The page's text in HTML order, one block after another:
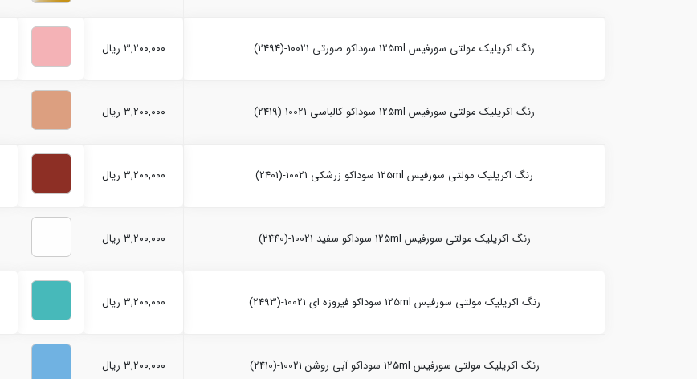
رنگ اکریلیک مولتی سورفیس 125ml سوداکو صورتی 10021-(2494) ۳,۲۰۰,۰۰۰ ریال
رنگ اکریلیک مولتی سورفیس 125ml سوداکو کالباسی 10021-(2419) ۳,۲۰۰,۰۰۰ ریال
رنگ اکریلیک مولتی سورفیس 125ml سوداکو زرشکی 10021-(2401) ۳,۲۰۰,۰۰۰ ریال
رنگ اکریلیک مولتی سورفیس 125ml سوداکو سفید 10021-(2440) ۳,۲۰۰,۰۰۰ ریال
رنگ اکریلیک مولتی سورفیس 125ml سوداکو فیروزه ای 10021-(2493) ۳,۲۰۰,۰۰۰ ریال
رنگ اکریلیک مولتی سورفیس 125ml سوداکو آبی روشن 10021-(2410) ۳,۲۰۰,۰۰۰ ریال